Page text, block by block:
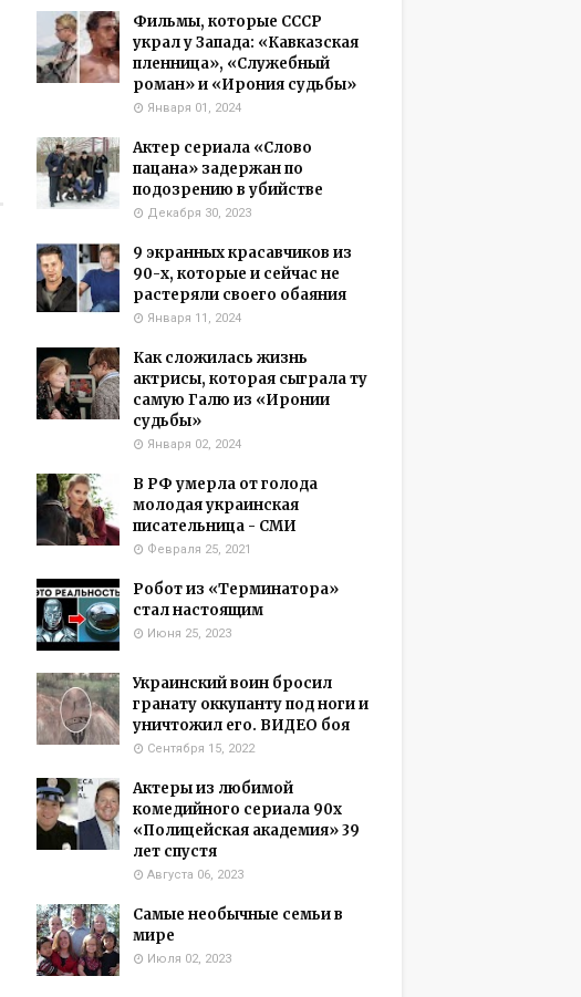
Фильмы, которые СССР
украл у Запада: «Кавказская
пленница», «Служебный
роман» и «Ирония судьбы»
Января 01, 2024
Актер сериала «Слово
пацана» задержан по
подозрению в убийстве
Декабря 30, 2023
9 экранных красавчиков из
90-х, которые и сейчас не
растеряли своего обаяния
Января 11, 2024
Как сложилась жизнь
актрисы, которая сыграла ту
самую Галю из «Иронии
судьбы»
Января 02, 2024
В РФ умерла от голода
молодая украинская
писательница - СМИ
Февраля 25, 2021
Робот из «Терминатора»
стал настоящим
Июня 25, 2023
Украинский воин бросил
гранату оккупанту под ноги и
уничтожил его. ВИДЕО боя
Сентября 15, 2022
Актеры из любимой
комедийного сериала 90х
«Полицейская академия» 39
лет спустя
Августа 06, 2023
Самые необычные семьи в
мире
Июля 02, 2023